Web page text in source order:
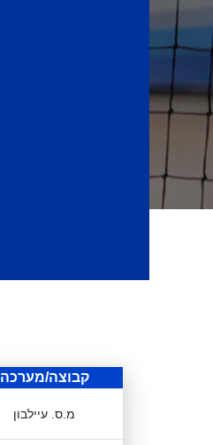
קבוצה/מערכה
מ.ס. עיילבון